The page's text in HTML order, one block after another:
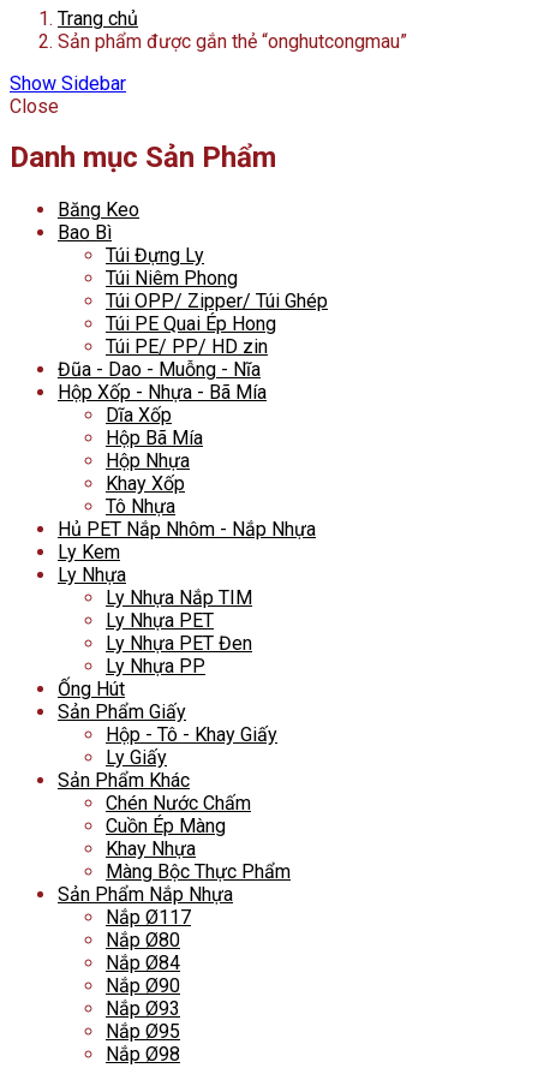
Trang chủ
Sản phẩm được gắn thẻ “onghutcongmau”
Show Sidebar
Close
Danh mục Sản Phẩm
Băng Keo
Bao Bì
Túi Đựng Ly
Túi Niêm Phong
Túi OPP/ Zipper/ Túi Ghép
Túi PE Quai Ép Hong
Túi PE/ PP/ HD zin
Đũa - Dao - Muỗng - Nĩa
Hộp Xốp - Nhựa - Bã Mía
Dĩa Xốp
Hộp Bã Mía
Hộp Nhựa
Khay Xốp
Tô Nhựa
Hủ PET Nắp Nhôm - Nắp Nhựa
Ly Kem
Ly Nhựa
Ly Nhựa Nắp TIM
Ly Nhựa PET
Ly Nhựa PET Đen
Ly Nhựa PP
Ống Hút
Sản Phẩm Giấy
Hộp - Tô - Khay Giấy
Ly Giấy
Sản Phẩm Khác
Chén Nước Chấm
Cuồn Ép Màng
Khay Nhựa
Màng Bộc Thực Phẩm
Sản Phẩm Nắp Nhựa
Nắp Ø117
Nắp Ø80
Nắp Ø84
Nắp Ø90
Nắp Ø93
Nắp Ø95
Nắp Ø98